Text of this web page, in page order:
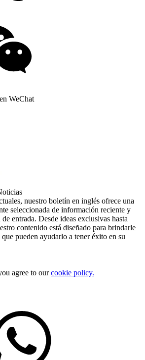
WeChat
nuestro boletín en inglés ofrece una
seleccionada de información reciente y
entrada. Desde ideas exclusivas hasta
contenido está diseñado para brindarle
pueden ayudarlo a tener éxito en su
agree to ourcookie policy.